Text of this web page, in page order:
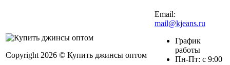
Copyright 2026 © Купить джинсы оптом
Email:
mail@kjeans.ru
График
работы
Пн-Пт: с 9:00